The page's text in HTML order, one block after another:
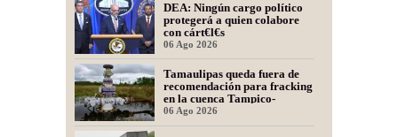
DEA: Ningún cargo político
protegerá a quien colabore
con cárt€l€s
06 Ago 2026
Tamaulipas queda fuera de
recomendación para fracking
en la cuenca Tampico-
Misantla, informa comité
científico
06 Ago 2026